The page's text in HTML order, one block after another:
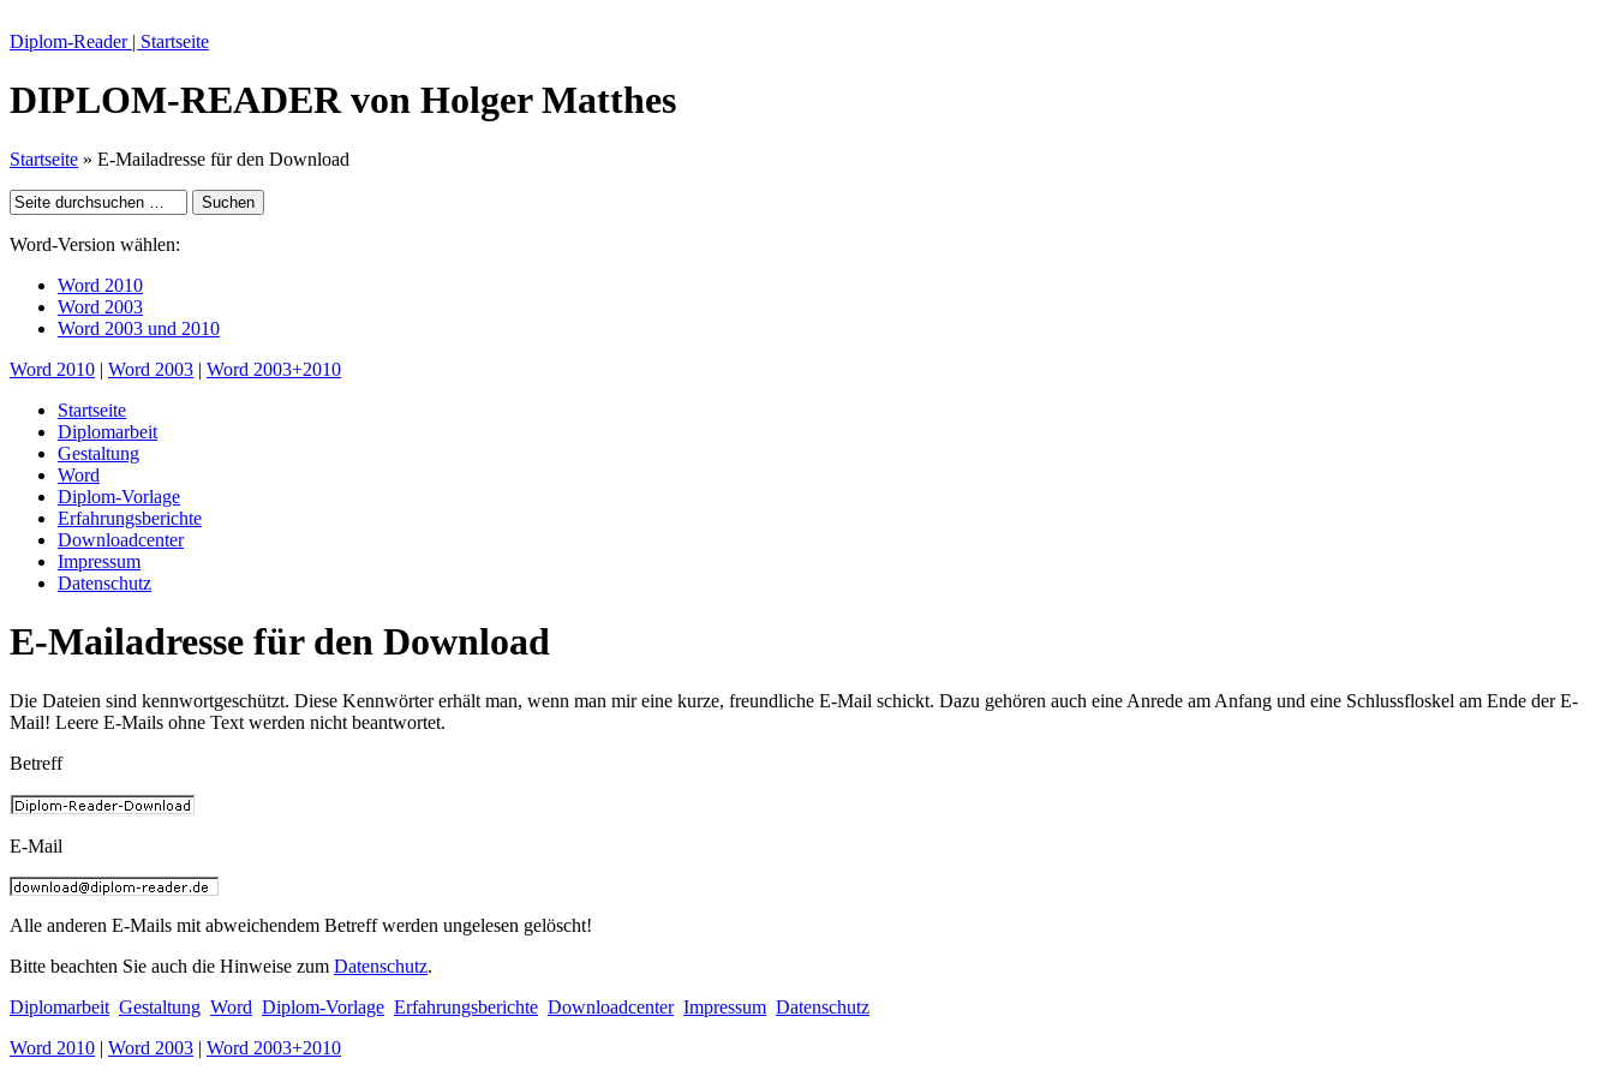
Diplom-Reader | Startseite
DIPLOM-READERvon Holger Matthes
Startseite » E-Mailadresse für den Download
Word-Version wählen:
Word 2010
Word 2003
Word 2003 und 2010
Word 2010 | Word 2003 | Word 2003+2010
Startseite
Diplomarbeit
Gestaltung
Word
Diplom-Vorlage
Erfahrungsberichte
Downloadcenter
Impressum
Datenschutz
E-Mailadresse für den Download
Die Dateien sind kennwortgeschützt. Diese Kennwörter erhält man, wenn man mir eine kurze, freundliche E-Mail schickt. Dazu gehören auch eine Anrede am Anfang und eine Schlussfloskel am Ende der E-
Mail! Leere E-Mails ohne Text werden nicht beantwortet.
Betreff
E-Mail
Alle anderen E-Mails mit abweichendem Betreff werden ungelesen gelöscht!
Bitte beachten Sie auch die Hinweise zum Datenschutz.
Diplomarbeit Gestaltung Word Diplom-Vorlage Erfahrungsberichte Downloadcenter Impressum Datenschutz
Word 2010 | Word 2003 | Word 2003+2010